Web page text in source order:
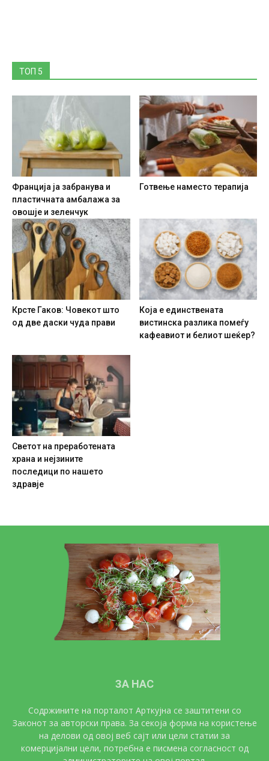
ТОП 5
Франција ја забранува и
пластичната амбалажа за
овошје и зеленчук
Готвење наместо терапија
Крсте Гаков: Човекот што
од две даски чуда прави
Која е единствената
вистинска разлика помеѓу
кафеавиот и белиот шеќер?
Светот на преработената
храна и нејзините
последици по нашето
здравје
ЗА НАС
Содржините на порталот Арткујна се заштитени со
Законот за авторски права. За секоја форма на користење
на делови од овој веб сајт или цели статии за
комерцијални цели, потребна е писмена согласност од